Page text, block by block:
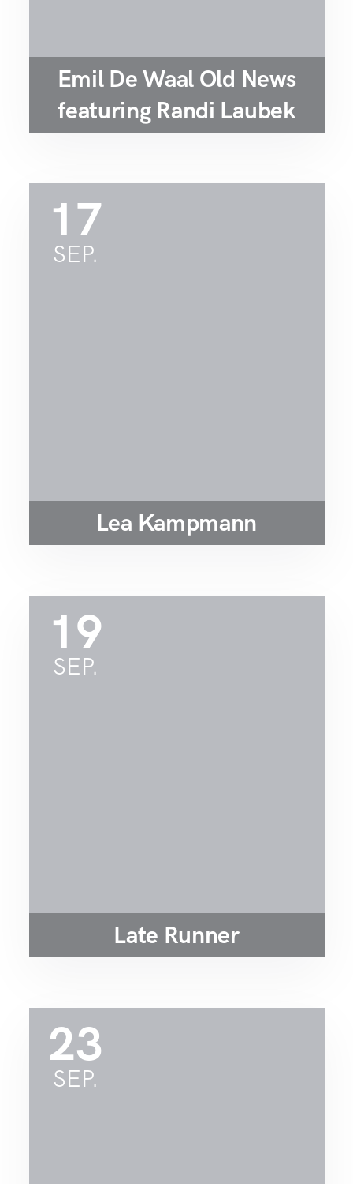
Emil De Waal Old News
featuring Randi Laubek
17
SEP.
Lea Kampmann
19
SEP.
Late Runner
23
SEP.